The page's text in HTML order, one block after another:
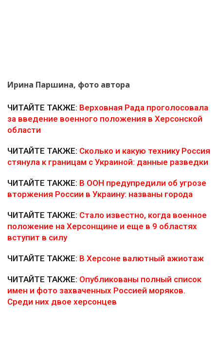
Ирина Паршина, фото автора
ЧИТАЙТЕ ТАКЖЕ: Верховная Рада проголосовала
за введение военного положения в Херсонской
области
ЧИТАЙТЕ ТАКЖЕ: Сколько и какую технику Россия
стянула к границам с Украиной: данные разведки
ЧИТАЙТЕ ТАКЖЕ: В ООН предупредили об угрозе
вторжения России в Украину: названы города
ЧИТАЙТЕ ТАКЖЕ: Стало известно, когда военное
положение на Херсонщине и еще в 9 областях
вступит в силу
ЧИТАЙТЕ ТАКЖЕ: В Херсоне валютный ажиотаж
ЧИТАЙТЕ ТАКЖЕ: Опубликованы полный список
имен и фото захваченных Россией моряков.
Среди них двое херсонцев